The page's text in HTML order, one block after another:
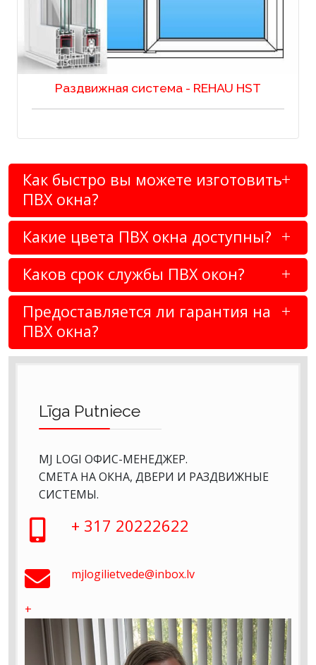
Раздвижная система - REHAU HST
Как быстро вы можете изготовить
ПВХ окна?
Какие цвета ПВХ окна доступны?
Каков срок службы ПВХ окон?
Предоставляется ли гарантия на
ПВХ окна?
Līga Putniece
MJ LOGI ОФИС-МЕНЕДЖЕР.
СМЕТА НА ОКНА, ДВЕРИ И РАЗДВИЖНЫЕ
СИСТЕМЫ.
+ 317 20222622
mjlogilietvede@inbox.lv
+